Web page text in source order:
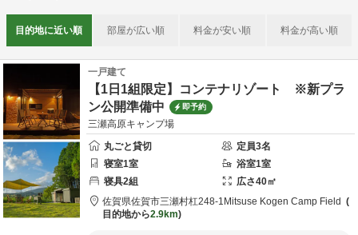
目的地に近い順 部屋が広い順 料金が安い順 料金が高い順
一戸建て
【1日1組限定】コンテナリゾート ※新プラ
ン公開準備中
即予約
三瀬高原キャンプ場
丸ごと貸切
定員3名
寝室1室 浴室1室
寝具2組 広さ40㎡
佐賀県佐賀市三瀬村杠248-1 Mitsuse Kogen Camp Field
目的地から2.9km